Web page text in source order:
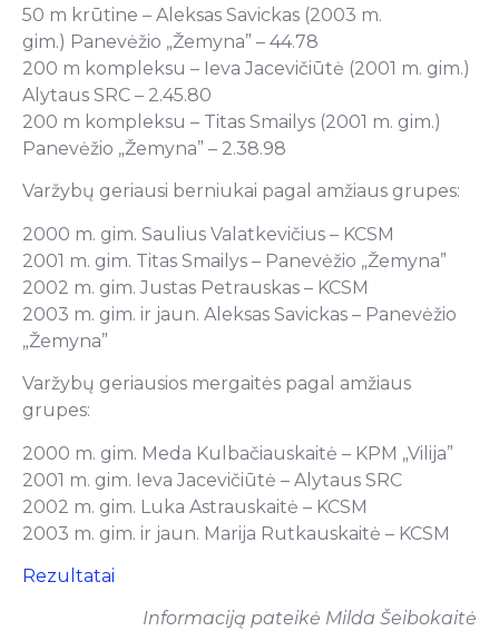
50 m krūtine – Aleksas Savickas (2003 m.
gim.) Panevėžio „Žemyna” – 44.78
200 m kompleksu – Ieva Jacevičiūtė (2001 m. gim.)
Alytaus SRC – 2.45.80
200 m kompleksu – Titas Smailys (2001 m. gim.)
Panevėžio „Žemyna” – 2.38.98
Varžybų geriausi berniukai pagal amžiaus grupes:
2000 m. gim. Saulius Valatkevičius – KCSM
2001 m. gim. Titas Smailys – Panevėžio „Žemyna”
2002 m. gim. Justas Petrauskas – KCSM
2003 m. gim. ir jaun. Aleksas Savickas – Panevėžio
„Žemyna”
Varžybų geriausios mergaitės pagal amžiaus
grupes:
2000 m. gim. Meda Kulbačiauskaitė – KPM „Vilija”
2001 m. gim. Ieva Jacevičiūtė – Alytaus SRC
2002 m. gim. Luka Astrauskaitė – KCSM
2003 m. gim. ir jaun. Marija Rutkauskaitė – KCSM
Rezultatai
Informaciją pateikė Milda Šeibokaitė